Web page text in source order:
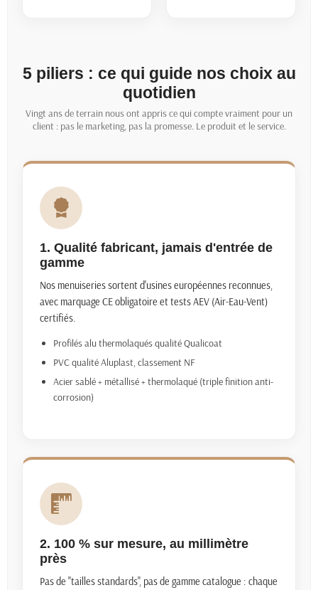
5 piliers : ce qui guide nos choix au
quotidien
Vingt ans de terrain nous ont appris ce qui compte vraiment pour un
client : pas le marketing, pas la promesse. Le produit et le service.
1. Qualité fabricant, jamais d'entrée de
gamme
Nos menuiseries sortent d'usines européennes reconnues,
avec marquage CE obligatoire et tests AEV (Air-Eau-Vent)
certifiés.
Profilés alu thermolaqués qualité Qualicoat
PVC qualité Aluplast, classement NF
Acier sablé + métallisé + thermolaqué (triple finition anti-
corrosion)
2. 100 % sur mesure, au millimètre
près
Pas de "tailles standards", pas de gamme catalogue : chaque